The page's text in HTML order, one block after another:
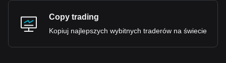
Copy trading
Kopiuj najlepszych wybitnych traderów na świecie